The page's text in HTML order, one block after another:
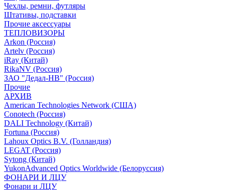
Чехлы, ремни, футляры
Штативы, подставки
Прочие аксессуары
ТЕПЛОВИЗОРЫ
Arkon (Россия)
Artelv (Россия)
iRay (Китай)
RikaNV (Россия)
ЗАО "Дедал-НВ" (Россия)
Прочие
АРХИВ
American Technologies Network (США)
Conotech (Россия)
DALI Technology (Китай)
Fortuna (Россия)
Lahoux Optics B.V. (Голландия)
LEGAT (Россия)
Sytong (Китай)
YukonAdvanced Optics Worldwide (Белоруссия)
ФОНАРИ И ЛЦУ
Фонари и ЛЦУ